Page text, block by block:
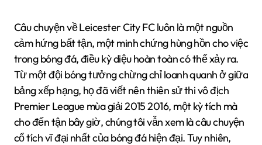
Câu chuyện về Leicester City FC luôn là một nguồn
cảm hứng bất tận, một minh chứng hùng hồn cho việc
trong bóng đá, điều kỳ diệu hoàn toàn có thể xảy ra.
Từ một đội bóng tưởng chừng chỉ loanh quanh ở giữa
bảng xếp hạng, họ đã viết nên thiên sử thi vô địch
Premier League mùa giải 2015 2016, một kỳ tích mà
cho đến tận bây giờ, chúng tôi vẫn xem là câu chuyện
cổ tích vĩ đại nhất của bóng đá hiện đại. Tuy nhiên,